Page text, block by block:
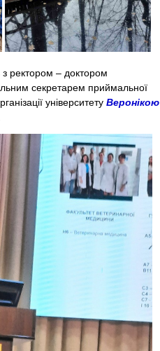
з ректором – доктором
секретарем приймальної
університету Веронікою